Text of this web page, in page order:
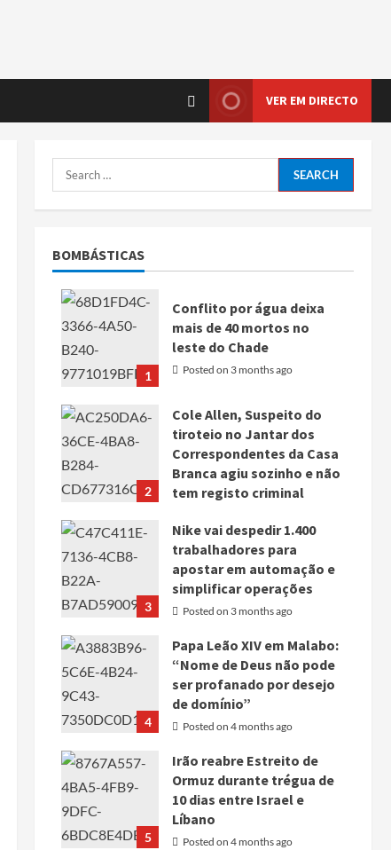
VER EM DIRECTO
BOMBÁSTICAS
1
Conflito por água deixa
mais de 40 mortos no
leste do Chade
Posted on 3 months ago
2
Cole Allen, Suspeito do
tiroteio no Jantar dos
Correspondentes da Casa
Branca agiu sozinho e não
tem registo criminal
3
Nike vai despedir 1.400
trabalhadores para
apostar em automação e
simplificar operações
Posted on 3 months ago
4
Papa Leão XIV em Malabo:
“Nome de Deus não pode
ser profanado por desejo
de domínio”
Posted on 4 months ago
5
Irão reabre Estreito de
Ormuz durante trégua de
10 dias entre Israel e
Líbano
Posted on 4 months ago